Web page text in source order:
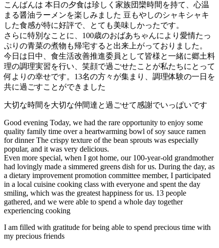
こんばんは 本日の夕食は珍しく家族団欒時間を持て、心温
まる醤油ラーメンを楽しみました 豆もやしのシャキシャキ
した食感が特に好評で、とても美味しかったです。
さらに特別なことに、100歳のおばあちゃんにより愛情たっ
ぷりの青菜の煮物も帰宅すると出来上がっておりました。
今日は日中、食生活改善推進委員として皆様と一緒に郷土料
理の調理実習を行い、笑顔で過ごせたことが私たちにとって
何よりの幸せです。13名の方々が集まり、調理体験の一日を
共に過ごすことができました‍‍
大切な時間を大切な仲間達と過ごせて感謝でいっぱいです
Good evening Today, we had the rare opportunity to enjoy some
quality family time over a heartwarming bowl of soy sauce ramen
for dinner The crispy texture of the bean sprouts was especially
popular, and it was very delicious.
Even more special, when I got home, our 100-year-old grandmother
had lovingly made a simmered greens dish for us. During the day, as
a dietary improvement promotion committee member, I participated
in a local cuisine cooking class with everyone and spent the day
smiling, which was the greatest happiness for us. 13 people
gathered, and we were able to spend a whole day together
experiencing cooking‍‍
I am filled with gratitude for being able to spend precious time with
my precious friends